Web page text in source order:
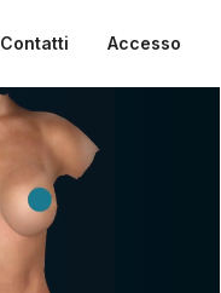
Contatti Accesso